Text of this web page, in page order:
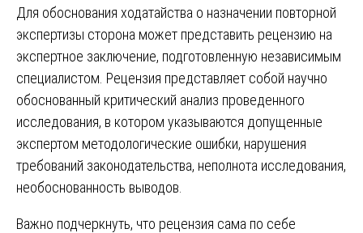
Для обоснования ходатайства о назначении повторной
экспертизы сторона может представить рецензию на
экспертное заключение, подготовленную независимым
специалистом. Рецензия представляет собой научно
обоснованный критический анализ проведенного
исследования, в котором указываются допущенные
экспертом методологические ошибки, нарушения
требований законодательства, неполнота исследования,
необоснованность выводов.
Важно подчеркнуть, что рецензия сама по себе